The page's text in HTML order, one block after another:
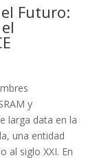
Futuro:
y
larga data en la
una entidad
al siglo XXI. En